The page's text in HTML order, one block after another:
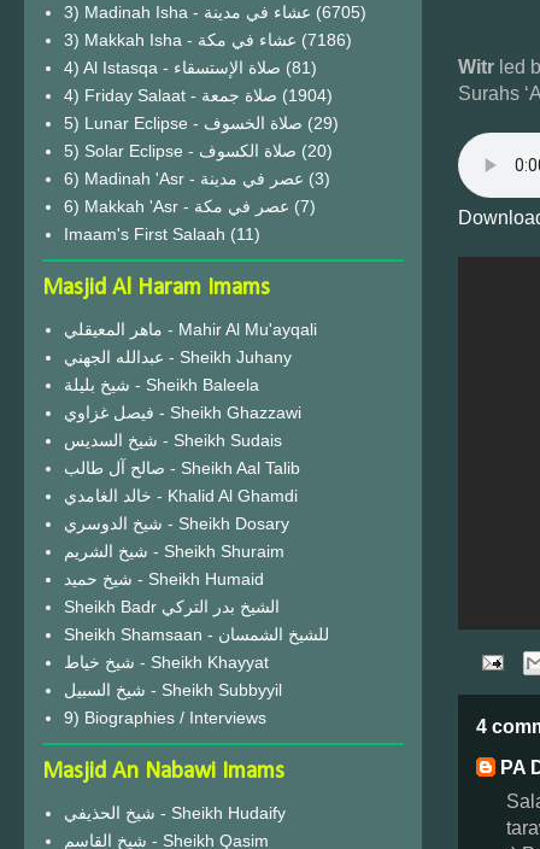
Witr led
Surahs
4
PA
3) Madinah Isha - عشاء في مدينة (6705)
3) Makkah Isha - عشاء في مكة (7186)
4) Al Istasqa - صلاة الإستسقاء (81)
4) Friday Salaat - صلاة جمعة (1904)
5) Lunar Eclipse - صلاة الخسوف (29)
(20)
6) Madinah 'Asr - عصر في مدينة (3)
6) Makkah 'Asr - عصر في مكة (7)
Imaam's First Salaah (11)
Masjid Al Haram Imams
ماهر المعيقلي - Mahir Al Mu'ayqali
عبدالله الجهني - Sheikh Juhany
شيخ بليلة - Sheikh Baleela
فيصل غزاوي - Sheikh Ghazzawi
شيخ السديس - Sheikh Sudais
صالح آل طالب - Sheikh Aal Talib
خالد الغامدي - Khalid Al Ghamdi
شيخ الدوسري - Sheikh Dosary
شيخ الشريم - Sheikh Shuraim
شيخ حميد - Sheikh Humaid
Sheikh Badr الشيخ بدر التركي
Sheikh Shamsaan - للشيخ الشمسان
شيخ خياط - Sheikh Khayyat
شيخ السبيل - Sheikh Subbyyil
9) Biographies / Interviews
Masjid An Nabawi Imams
شيخ الحذيفي - Sheikh Hudaify
شيخ القاسم - Sheikh Qasim